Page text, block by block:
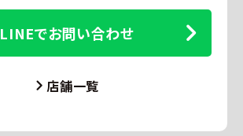
LINEでお問い合わせ
店舗一覧